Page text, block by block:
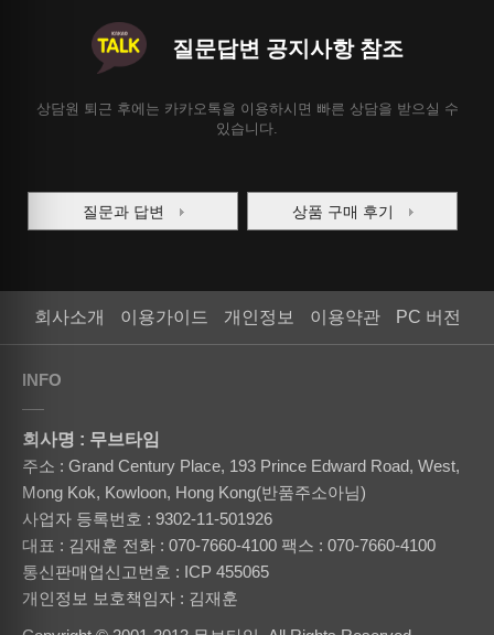
질문답변 공지사항 참조
상담원 퇴근 후에는 카카오톡을 이용하시면 빠른 상담을 받으실 수
있습니다.
질문과 답변 상품 구매 후기
회사소개 이용가이드 개인정보 이용약관 PC 버전
INFO
회사명 : 무브타임
주소 : Grand Century Place, 193 Prince Edward Road, West,
Mong Kok, Kowloon, Hong Kong(반품주소아님)
사업자 등록번호 : 9302-11-501926
대표 : 김재훈 전화 : 070-7660-4100 팩스 : 070-7660-4100
통신판매업신고번호 : ICP 455065
개인정보 보호책임자 : 김재훈